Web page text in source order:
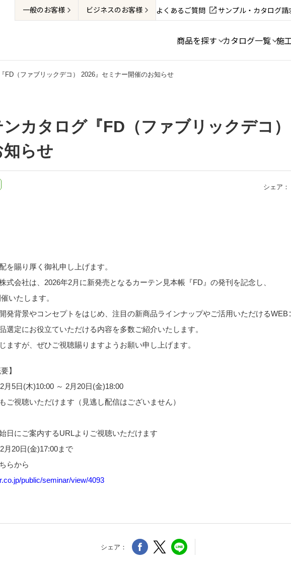
一般のお客様 ビジネスのお客様 よくあるご質問 サンプル・カタログ
商品を探す カタログ一覧 施
FD（ファブリックデコ） 2026』セミナー開催のお知らせ
ンカタログ『FD（ファブリックデコ
知らせ
シェア：
を賜り厚く御礼申し上げます。
式会社は、2026年2月に新発売となるカーテン見本帳『FD』の発刊を記念し、
いたします。
発背景やコンセプトをはじめ、注目の新商品ラインナップやご活用いただけるWEB
選定にお役立ていただける内容を多数ご紹介いたします。
ますが、ぜひご視聴賜りますようお願い申し上げます。
】
月5日(木)10:00 ～ 2月20日(金)18:00​
ご視聴いただけます（見逃し配信はございません）
日にご案内するURLよりご視聴いただけます
月20日(金)17:00まで
らから
public/seminar/view/4093
シェア：